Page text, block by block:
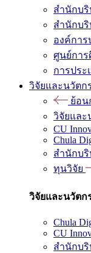
สำนักบริ
สำนักบ
องค์กา
ศูนย์การ
การประ
วิจัยและนวัตก
ย้อน
วิจัยและ
CU
Chula
สำนักบริ
ทุนวิจัย
วิจัยและนวัตก
Chula
CU
สำนักบริ